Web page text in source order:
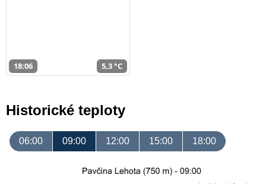
18:06 5,3 °C
Historické teploty
06:00 09:00 12:00 15:00 18:00